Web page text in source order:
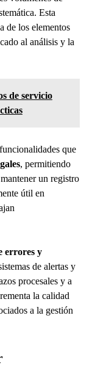
Esta
de los elementos
al análisis y la
de servicio
que
, permitiendo
un registro
útil en
errores y
de alertas y
procesales y a
la calidad
a la gestión